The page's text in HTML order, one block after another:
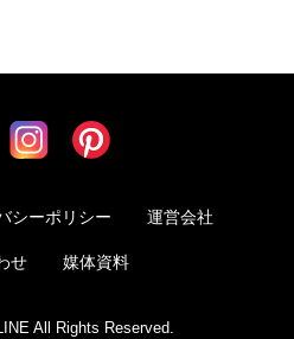
シーポリシー 運営会社
せ 媒体資料
All Rights Reserved.